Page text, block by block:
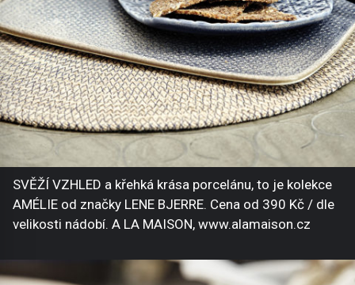
SVĚŽÍ VZHLED a křehká krása porcelánu, to je kolekce
AMÉLIE od značky LENE BJERRE. Cena od 390 Kč / dle
velikosti nádobí. A LA MAISON, www.alamaison.cz